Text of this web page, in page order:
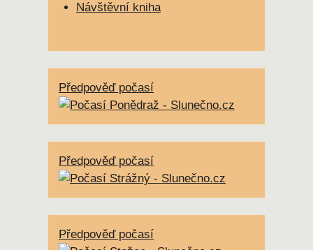
Návštěvní kniha
Předpověď počasí
Předpověď počasí
Předpověď počasí